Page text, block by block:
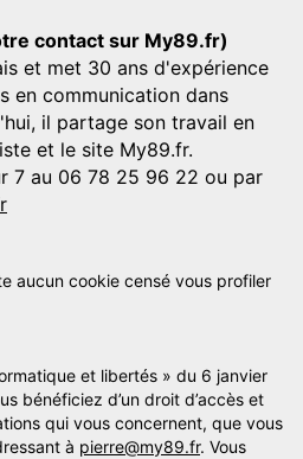
contact sur My89.fr)
et met 30 ans d'expérience
en communication dans
il partage son travail en
et le site My89.fr.
7 au 06 78 25 96 22 ou par
aucun cookie censé vous profiler
et libertés » du 6 janvier
bénéficiez d’un droit d’accès et
qui vous concernent, que vous
à pierre@my89.fr. Vous